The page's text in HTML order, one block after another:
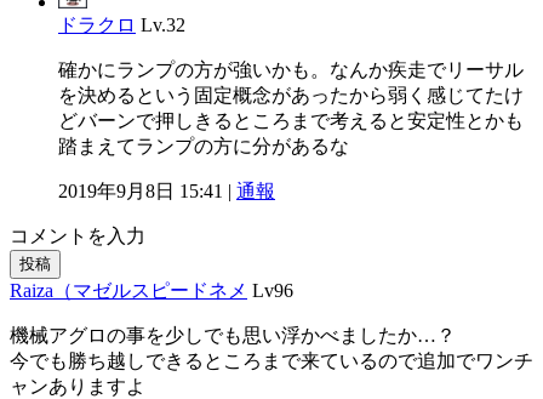
ドラクロ Lv.32
確かにランプの方が強いかも。なんか疾走でリーサル
を決めるという固定概念があったから弱く感じてたけ
どバーンで押しきるところまで考えると安定性とかも
踏まえてランプの方に分があるな
2019年9月8日 15:41 | 通報
コメントを入力
投稿
Raiza（マゼルスピードネメ Lv96
機械アグロの事を少しでも思い浮かべましたか…？
今でも勝ち越しできるところまで来ているので追加でワンチ
ャンありますよ